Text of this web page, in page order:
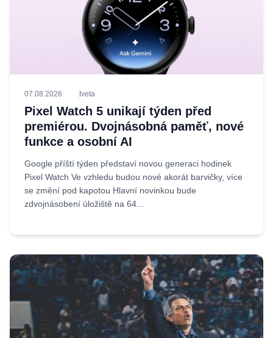
07.08.2026 Iveta
Pixel Watch 5 unikají týden před
premiérou. Dvojnásobná paměť, nové
funkce a osobní AI
Google příští týden představí novou generaci hodinek
Pixel Watch Ve vzhledu budou nové akorát barvičky, více
se změní pod kapotou Hlavní novinkou bude
zdvojnásobení úložiště na 64...